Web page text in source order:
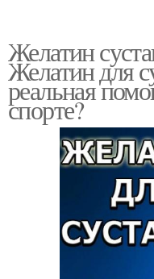
Желатин
Желатин для
реальная
спорте?